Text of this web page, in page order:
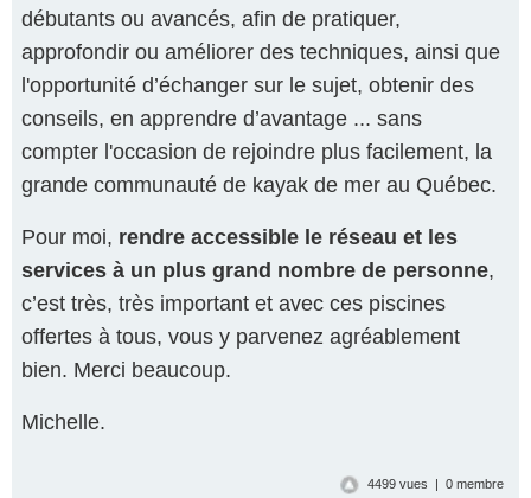
débutants ou avancés, afin de pratiquer,
approfondir ou améliorer des techniques, ainsi que
l'opportunité d’échanger sur le sujet, obtenir des
conseils, en apprendre d’avantage ... sans
compter l'occasion de rejoindre plus facilement, la
grande communauté de kayak de mer au Québec.
Pour moi, rendre accessible le réseau et les
services à un plus grand nombre de personne,
c’est très, très important et avec ces piscines
offertes à tous, vous y parvenez agréablement
bien. Merci beaucoup.
Michelle.
4499 vues | 0 membre